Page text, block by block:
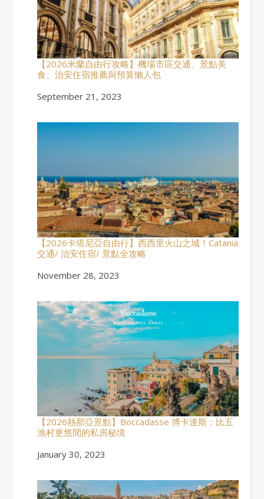
【2026米蘭自由行攻略】機場市區交通、景點美
食、治安住宿推薦與預算懶人包
Date
September 21, 2023
【2026卡塔尼亞自由行】西西里火山之城！Catania
交通/ 治安住宿/ 景點全攻略
Date
November 28, 2023
【2026熱那亞景點】Boccadasse 博卡達斯：比五
漁村更悠閒的私房秘境
Date
January 30, 2023